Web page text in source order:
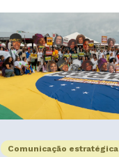
Comunicação estratégica